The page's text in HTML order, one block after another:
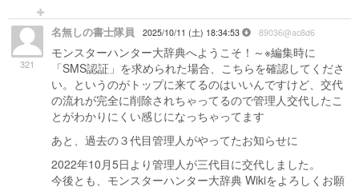
321
名無しの書士隊員 2025/10/11 (土) 18:34:53 89036@ac8d6
モンスターハンター大辞典へようこそ！～※編集時に
「SMS認証」を求められた場合、こちらを確認してくださ
い。というのがトップに来てるのはいいんですけど、交代
の流れが完全に削除されちゃってるので管理人交代したこ
とがわかりにくい感じになっちゃってます
あと、過去の３代目管理人がやってたお知らせに
2022年10月5日より管理人が三代目に交代しました。
今後とも、モンスターハンター大辞典 Wikiをよろしくお願